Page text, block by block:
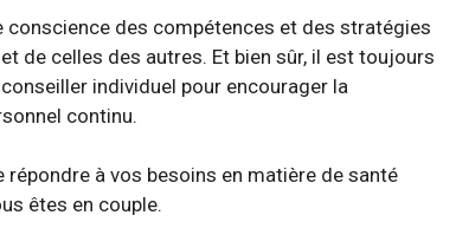
conscience des compétences et des stratégies
de celles des autres. Et bien sûr, il est toujours
individuel pour encourager la
continu.
à vos besoins en matière de santé
êtes en couple.